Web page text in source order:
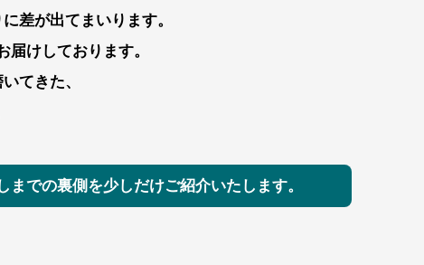
差が出てまいります。
届けしております。
てきた、
までの裏側を少しだけご紹介いたします。